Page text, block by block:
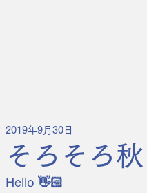
そろそろ
2019年9月30日
Hello 👋🏻